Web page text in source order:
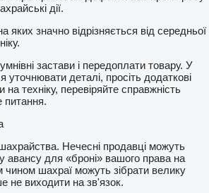
дії.
яких значно відрізняється від середньої
застави і передоплати товару. У
уточнювати деталі, просіть додаткові
на техніку, перевіряйте справжність
питання.
Нечесні продавці можуть
авансу для «броні» вашого права на
чином шахраї можуть зібрати велику
не виходити на зв'язок.